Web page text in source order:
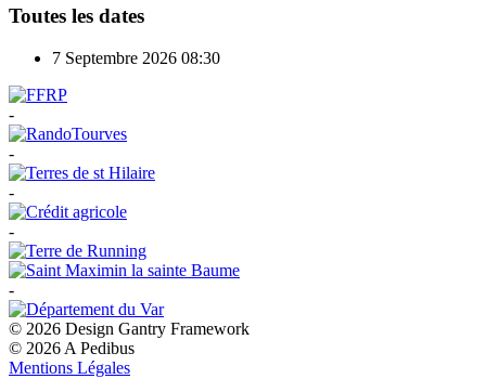
Toutes les dates
7 Septembre 2026 08:30
-
-
-
-
-
© 2026 Design Gantry Framework
© 2026 A Pedibus
Mentions Légales